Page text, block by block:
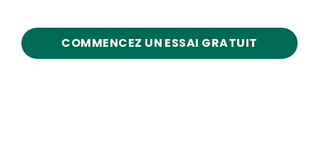
COMMENCEZ UN ESSAI GRATUIT